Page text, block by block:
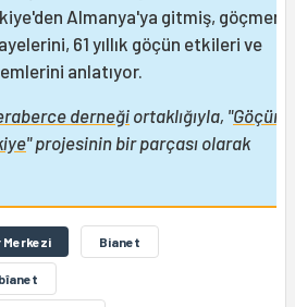
Almanya'ya gitmiş, göçmen
61 yıllık göçün etkileri ve
anlatıyor.
derneğiortaklığıyla, "Göçün
" projesinin bir parçası olarak
Merkezi Bianet
bîanet